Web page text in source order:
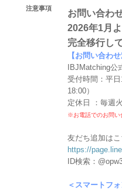
注意事項
お問い合わ
2026年1月
完全移行し
【お問い合わせ
IBJMatching公
受付時間：平
18:00）
定休日 ：毎週
※お電話でのお問い
友だち追加は
https://
ID検索：
＜スマートフ